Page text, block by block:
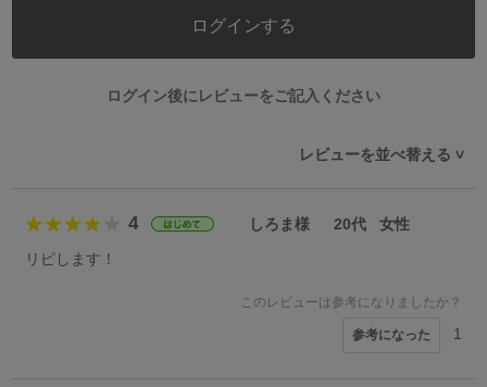
ログインする
ログイン後にレビューをご記入ください
レビューを並べ替える >
4 しろま様 20代 女性
リピします！
このレビューは参考になりましたか？
参考になった 1